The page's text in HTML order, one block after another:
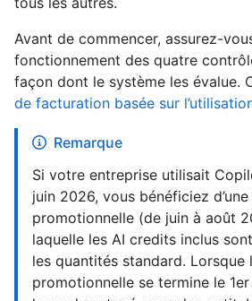
Avant de commencer, assurez-
fonctionnement des quatre
façon dont le système les évalue.
de facturation basée sur
Remarque
Si votre entreprise utilisait
juin 2026, vous bénéficiez
promotionnelle (de juin à août
laquelle les AI credits inclus
les quantités standard. Lorsque
promotionnelle se termine le